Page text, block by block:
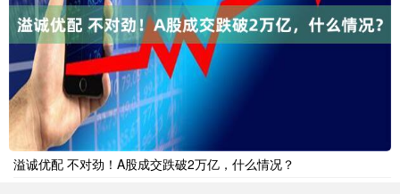
溢诚优配 不对劲！A股成交跌破2万亿，什么情况？